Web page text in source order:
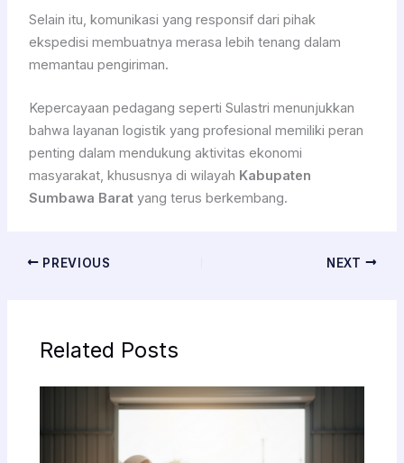
Selain itu, komunikasi yang responsif dari pihak
ekspedisi membuatnya merasa lebih tenang dalam
memantau pengiriman.
Kepercayaan pedagang seperti Sulastri menunjukkan
bahwa layanan logistik yang profesional memiliki peran
penting dalam mendukung aktivitas ekonomi
masyarakat, khususnya di wilayah Kabupaten
Sumbawa Baratyang terus berkembang.
PREVIOUS NEXT
Related Posts